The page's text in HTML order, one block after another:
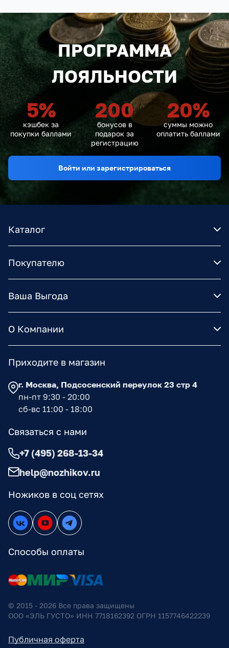
ПРОГРАММА
ЛОЯЛЬНОСТИ
5%
кэшбек за
покупки баллами
200
бонусов в
подарок за
регистрацию
20%
суммы можно
оплатить баллами
Войти или зарегистрироваться
Каталог
Покупателю
Ваша Выгода
О Компании
Ножиков в соц сетях
Способы оплаты
Приходите в магазин
г. Москва, Подсосенский переулок 23 стр 4
пн-пт 9:30 - 20:00
сб-вс 11:00 - 18:00
Связаться с нами
+7 (495) 268-13-34
help@nozhikov.ru
© 2015 - 2026 Все права защищены
ООО «ЭЛЬ ГУСТО» ИНН 7718162392 ОГРН 1157746422239
Публичная оферта